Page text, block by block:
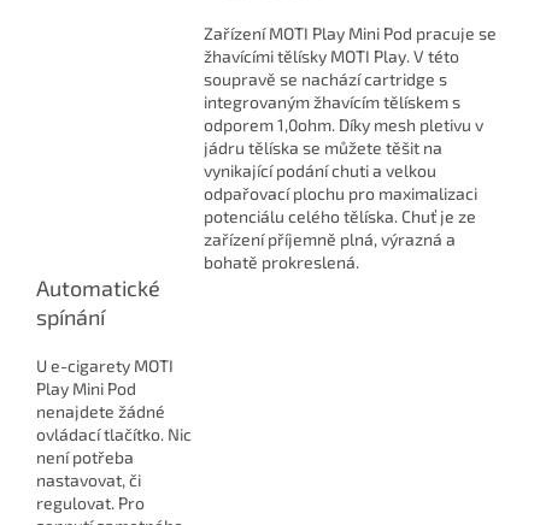
Zařízení MOTI Play Mini Pod pracuje se
žhavícími tělísky MOTI Play. V této
soupravě se nachází cartridge s
integrovaným žhavícím tělískem s
odporem 1,0ohm. Díky mesh pletivu v
jádru tělíska se můžete těšit na
vynikající podání chuti a velkou
odpařovací plochu pro maximalizaci
potenciálu celého tělíska. Chuť je ze
zařízení příjemně plná, výrazná a
bohatě prokreslená.
Automatické
spínání
U e-cigarety MOTI
Play Mini Pod
nenajdete žádné
ovládací tlačítko. Nic
není potřeba
nastavovat, či
regulovat. Pro